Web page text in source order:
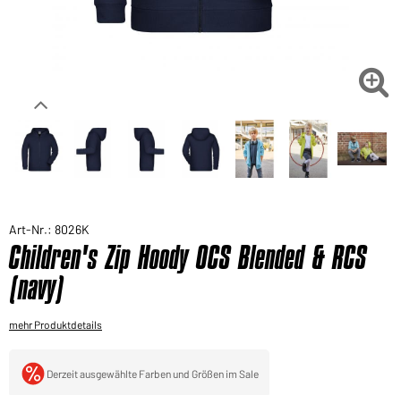
Sie möchten gerne für Ihren privaten Bedarf

Art-Nr.: 8026K
Children's Zip Hoody OCS Blended & RCS
(navy)
mehr Produktdetails
Derzeit ausgewählte Farben und Größen im Sale